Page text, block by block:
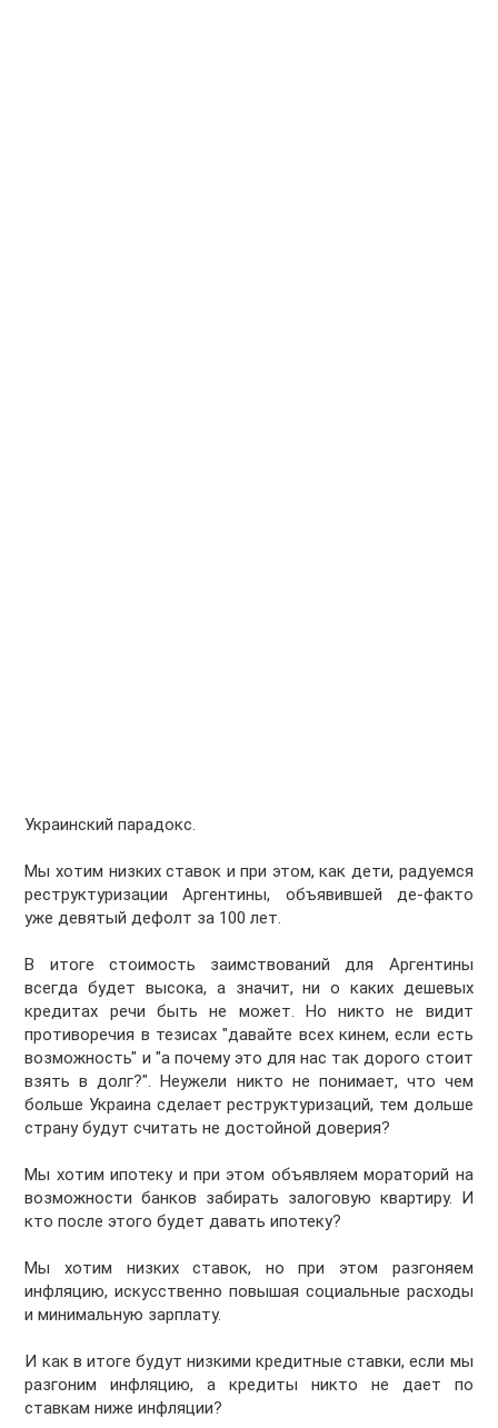
Украинский парадокс.
Мы хотим низких ставок и при этом, как дети, радуемся
реструктуризации Аргентины, объявившей де-факто
уже девятый дефолт за 100 лет.
В итоге стоимость заимствований для Аргентины
всегда будет высока, а значит, ни о каких дешевых
кредитах речи быть не может. Но никто не видит
противоречия в тезисах "давайте всех кинем, если есть
возможность" и "а почему это для нас так дорого стоит
взять в долг?". Неужели никто не понимает, что чем
больше Украина сделает реструктуризаций, тем дольше
страну будут считать не достойной доверия?
Мы хотим ипотеку и при этом объявляем мораторий на
возможности банков забирать залоговую квартиру. И
кто после этого будет давать ипотеку?
Мы хотим низких ставок, но при этом разгоняем
инфляцию, искусственно повышая социальные расходы
и минимальную зарплату.
И как в итоге будут низкими кредитные ставки, если мы
разгоним инфляцию, а кредиты никто не дает по
ставкам ниже инфляции?